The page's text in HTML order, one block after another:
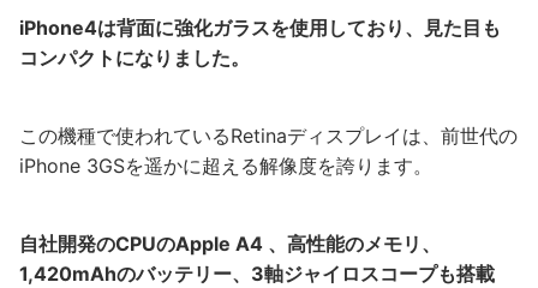
iPhone4は背面に強化ガラスを使用しており、見た目も
コンパクトになりました。
この機種で使われているRetinaディスプレイは、前世代の
iPhone 3GSを遥かに超える解像度を誇ります。
自社開発のCPUのApple A4 、高性能のメモリ、
1,420mAhのバッテリー、3軸ジャイロスコープも搭載